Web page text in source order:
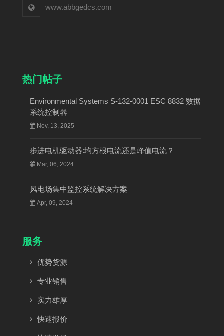
www.abbgedcs.com
热门帖子
Environmental Systems S-132-0001 ESC 8832 数据
系统控制器
Nov, 13, 2025
步进电机驱动器:均方根电流还是峰值电流？
Mar, 06, 2024
风电场集中监控系统解决方案
Apr, 09, 2024
服务
优势货源
专业销售
实力雄厚
快速报价